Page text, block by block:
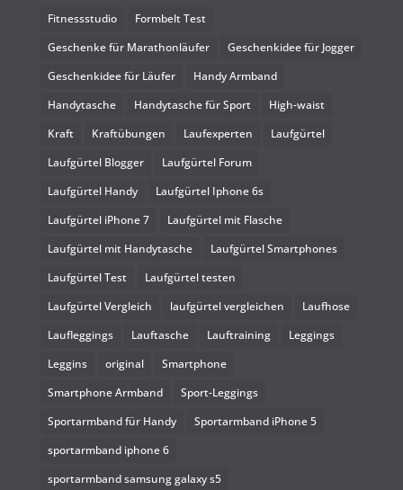
Fitnessstudio
Formbelt Test
Geschenke für Marathonläufer
Geschenkidee für Jogger
Geschenkidee für Läufer
Handy Armband
Handytasche
Handytasche für Sport
High-waist
Kraft
Kraftübungen Laufexperten
Laufgürtel
Laufgürtel Blogger
Laufgürtel Forum
Laufgürtel Handy
Laufgürtel Iphone 6s
Laufgürtel iPhone 7
Laufgürtel mit Flasche
Laufgürtel mit Handytasche
Laufgürtel Smartphones
Laufgürtel Test
Laufgürtel testen
Laufgürtel Vergleich
laufgürtel vergleichen
Laufhose
Laufleggings
Lauftasche Lauftraining
Leggings
Leggins
original
Smartphone
Smartphone Armband
Sport-Leggings
Sportarmband für Handy
Sportarmband iPhone 5
sportarmband iphone 6
sportarmband samsung galaxy s5